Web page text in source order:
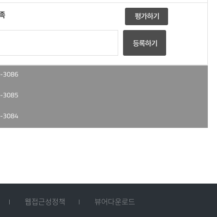
3086
3085
3084
웹접근성정책 뷰어다운로드